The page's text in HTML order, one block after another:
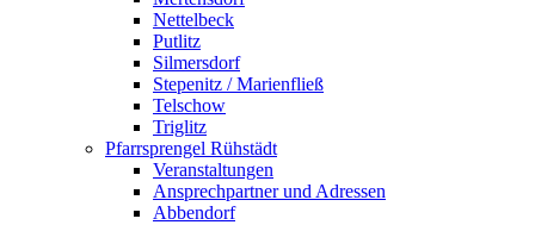
Nettelbeck
Putlitz
Silmersdorf
Stepenitz / Marienfließ
Telschow
Triglitz
Pfarrsprengel Rühstädt
Veranstaltungen
Ansprechpartner und Adressen
Abbendorf